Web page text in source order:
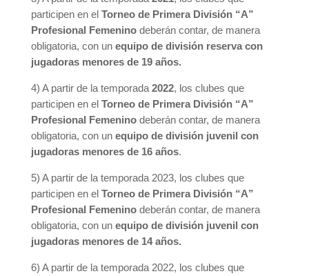
participen en el Torneo de Primera División “A”
Profesional Femeninodeberán contar, de manera
obligatoria, con unequipo de división reserva con
jugadoras menores de 19 años.
4) A partir de la temporada 2022, los clubes que
participen en el Torneo de Primera División “A”
Profesional Femeninodeberán contar, de manera
obligatoria, con un equipo de división juvenil con
jugadoras menores de 16 años.
5) A partir de la temporada 2023, los clubes que
participen en el Torneo de Primera División “A”
Profesional Femeninodeberán contar, de manera
obligatoria, con un equipo de división juvenil con
jugadoras menores de 14 años.
6) A partir de la temporada 2022, los clubes que